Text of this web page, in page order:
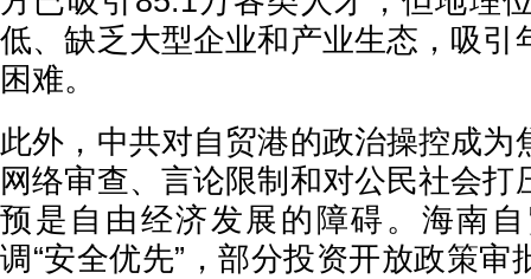
低、缺乏大型企业和产业生态，吸引
困难。
此外，中共对自贸港的政治操控成为
网络审查、言论限制和对公民社会打
预是自由经济发展的障碍。海南
调“安全优先”，部分投资开放政策审